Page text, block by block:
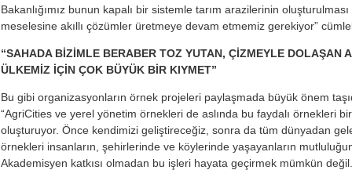
Bakanlığımız bunun kapalı bir sistemle tarım arazilerinin
meselesine akıllı çözümler üretmeye devam etmemiz gerekiyor”
“SAHADA BİZİMLE BERABER TOZ YUTAN, ÇİZMEYLE DOLAŞAN
ÜLKEMİZ İÇİN ÇOK BÜYÜK BİR KIYMET”
Bu gibi organizasyonların örnek projeleri paylaşmada büyük önem
“AgriCities ve yerel yönetim örnekleri de aslında bu faydalı örnekleri
oluşturuyor. Önce kendimizi geliştireceğiz, sonra da tüm dünyadan
örnekleri insanların, şehirlerinde ve köylerinde yaşayanların
Akademisyen katkısı olmadan bu işleri hayata geçirmek mümkün